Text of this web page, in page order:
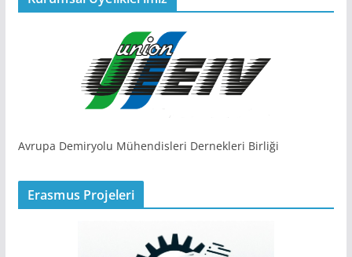
Avrupa Demiryolu Mühendisleri Dernekleri Birliği
Erasmus Projeleri